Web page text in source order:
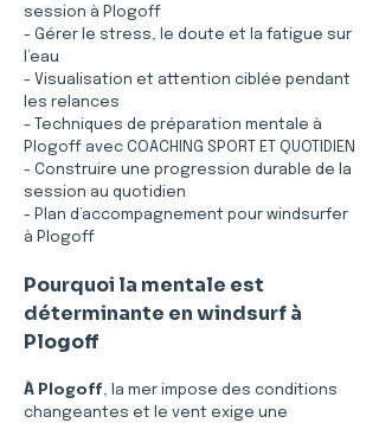
session à Plogoff
- Gérer le stress, le doute et la fatigue sur
l’eau
- Visualisation et attention ciblée pendant
les relances
- Techniques de préparation mentale à
Plogoff avec COACHING SPORT ET QUOTIDIEN
- Construire une progression durable de la
session au quotidien
- Plan d’accompagnement pour windsurfer
à Plogoff
Pourquoi la mentale est
déterminante en windsurf à
Plogoff
À Plogoff, la mer impose des conditions
changeantes et le vent exige une